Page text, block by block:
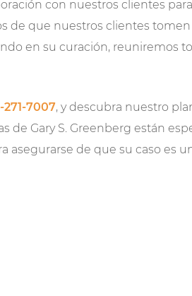
con nuestros clientes
de que nuestros clientes
en su curación, reuniremos
271-7007, y descubra nuestro
de Gary S. Greenberg están
asegurarse de que su caso es